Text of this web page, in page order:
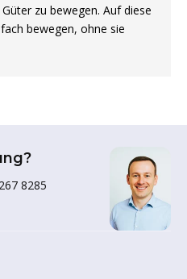
zu bewegen. Auf diese
bewegen, ohne sie
von Möbelrollern ist
von
Sortiment sind mit 4
macht sie sehr wendig und
8285